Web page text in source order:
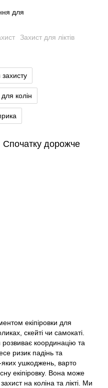
Захист для ліктів
колін
Спочатку дорожче
екіпіровки для
скейті чи самокаті.
розвиває координацію та
ризик падінь та
ушкоджень, варто
екіпіровку. Вона може
на коліна та лікті. Ми